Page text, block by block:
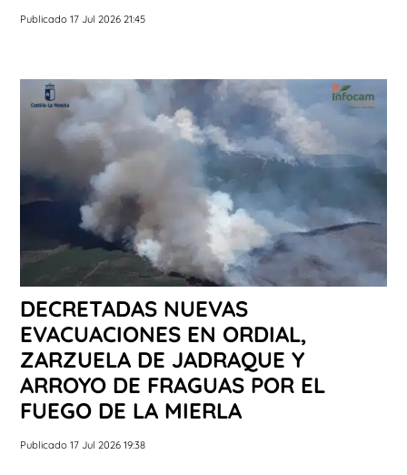
Publicado 17 Jul 2026 21:45
DECRETADAS NUEVAS
EVACUACIONES EN ORDIAL,
ZARZUELA DE JADRAQUE Y
ARROYO DE FRAGUAS POR EL
FUEGO DE LA MIERLA
Publicado 17 Jul 2026 19:38